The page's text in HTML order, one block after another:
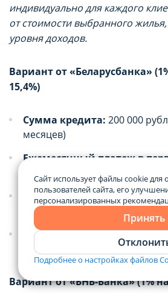
индивидуально для каждого
от стоимости выбранного
уровня доходов.
Вариант от «Беларусбанка»
15,4%)
Сумма кредита: 200 000
месяцев)
Ежемесячный платеж в
около 920 рублей в месяц
Ежемесячный платеж с 3-го
(ставка 15,4%):
Переплата за весь срок:
(общая сумма выплат
Вариант от «БНБ-Банка» (1%
Сайт использует файлы cookie для
пользователей сайта, его
персонализированных
Принять
Подробнее о настройках файлов